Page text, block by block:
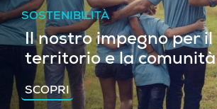
SOSTENIBILITÀ
Il nostro impegno per il
territorio e la comunità
SCOPRI